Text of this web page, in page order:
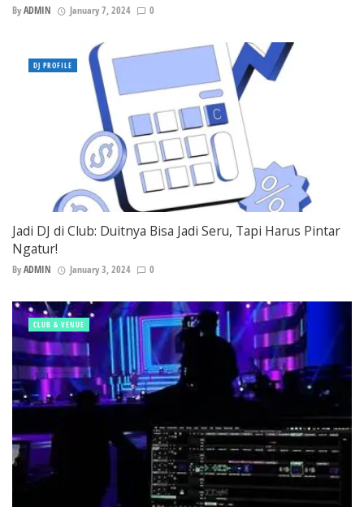
ByADMIN January 7, 2024 0
Jadi DJ di Club: Duitnya Bisa Jadi Seru, Tapi Harus Pintar
Ngatur!
ByADMIN January 3, 2024 0
DJ PROFILE
CLUB & VENUE